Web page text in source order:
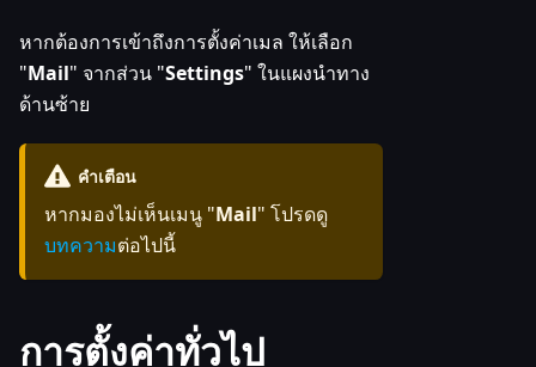
หากต้องการเข้าถึงการตั้งค่าเมล ให้เลือก
"Mail" จากส่วน "Settings" ในแผงนำทาง
ด้านซ้าย
คำเตือน
หากมองไม่เห็นเมนู "Mail" โปรดดู
บทความต่อไปนี้
การตั้งค่าทั่วไป